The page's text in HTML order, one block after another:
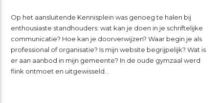
Op het aansluitende Kennisplein was genoeg te halen bij
enthousiaste standhouders: wat kan je doen in je schriftelijke
communicatie? Hoe kan je doorverwijzen? Waar begin je als
professional of organisatie? Is mijn website begrijpelijk? Wat is
er aan aanbod in mijn gemeente? In de oude gymzaal werd
flink ontmoet en uitgewisseld…